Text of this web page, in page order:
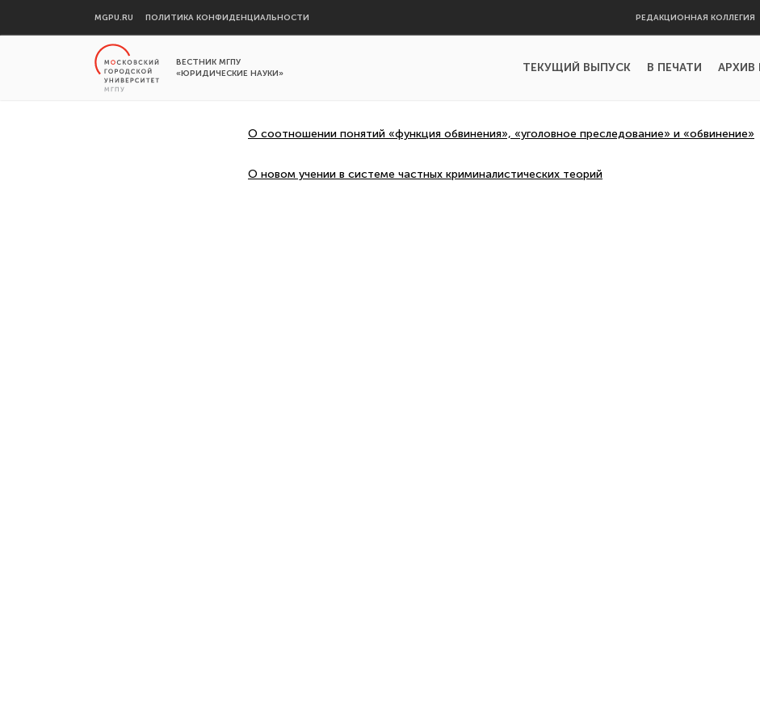
MGPU.RU ПОЛИТИКА КОНФИДЕНЦИАЛЬНОСТИ РЕДАКЦИОННАЯ КОЛЛЕГИЯ
ВЕСТНИК МГПУ
«ЮРИДИЧЕСКИЕ НАУКИ»
ТЕКУЩИЙ ВЫПУСК В ПЕЧАТИ АРХИВ
О соотношении понятий «функция обвинения», «уголовное преследование» и «обвинение»
О новом учении в системе частных криминалистических теорий